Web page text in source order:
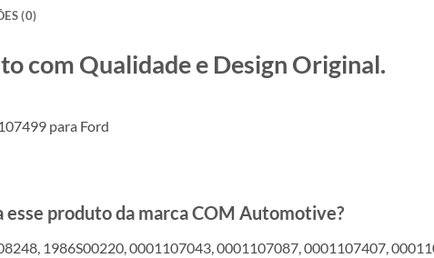
(0)
com Qualidade e Design Original.
para Ford
esse produto da marca COM Automotive?
1986S00220, 0001107043, 0001107087, 0001107407,